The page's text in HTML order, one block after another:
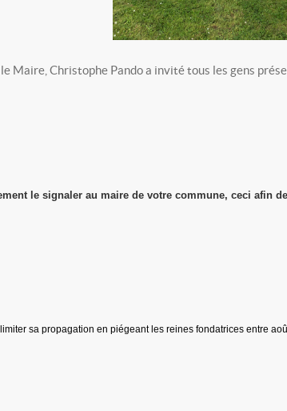
Maire, Christophe Pando a invité tous les gens
le signaler au maire de votre commune, ceci afin
sa propagation en piégeant les reines fondatrices entre